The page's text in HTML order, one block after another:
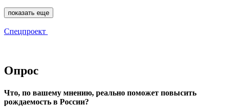
показать еще
Спецпроект
Опрос
Что, по вашему мнению, реально поможет повысить
рождаемость в России?